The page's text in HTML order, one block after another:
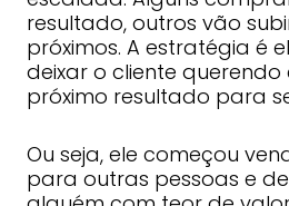
resultado, outros vão
próximos. A estratégia é
deixar o cliente
próximo resultado para
Ou seja, ele começou
para outras pessoas e